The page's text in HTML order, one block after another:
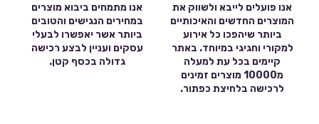
אנו פועלים לייבא ולשווק את
המוצרים החדשים והאיכותיים
ביותר שיהפכו כל אירוע
למקורי וחגיגי במיוחד. באתר
קיימים בכל עת למעלה
מ10000 מוצרים זמינים
לרכישה בלחיצת כפתור.
אנו מתמחים ביבוא מוצרים
במחירים הנגישים והטובים
ביותר אשר יאפשרו לבעלי
עסקים ועניין לבצע רכישה
גדולה בכסף קטן.